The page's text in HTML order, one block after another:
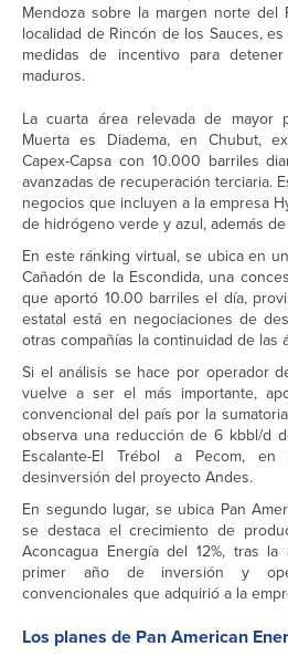
Mendoza sobre la margen norte del
localidad de Rincón de los Sauces,
medidas de incentivo para
maduros.
La cuarta área relevada de mayor
Muerta es Diadema, en Chubut,
Capex-Capsa con 10.000 barriles
avanzadas de recuperación terciaria.
negocios que incluyen a la empresa
de hidrógeno verde y azul, además
En este ránking virtual, se ubica en
Cañadón de la Escondida, una
que aportó 10.00 barriles el día,
estatal está en negociaciones de
otras compañías la continuidad de las
Si el análisis se hace por operador
vuelve a ser el más importante,
convencional del país por la
observa una reducción de 6 kbbl/d
Escalante-El Trébol a Pecom,
desinversión del proyecto Andes.
En segundo lugar, se ubica Pan
se destaca el crecimiento de
Aconcagua Energía del 12%, tras
primer año de inversión y
convencionales que adquirió a la
Los planes de Pan American